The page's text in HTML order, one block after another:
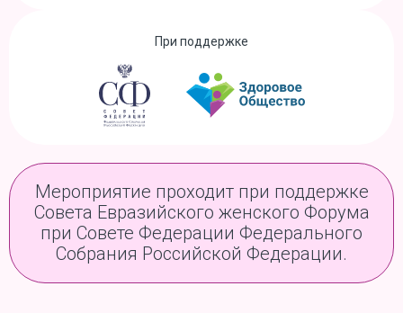
При поддержке
Мероприятие проходит при поддержке
Совета Евразийского женского Форума
при Совете Федерации Федерального
Собрания Российской Федерации.